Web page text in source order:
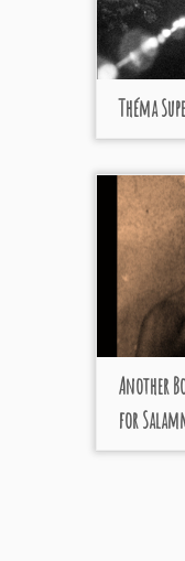
Théma
Another
for